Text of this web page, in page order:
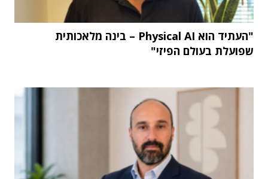
"העתיד הוא Physical AI – בינה מלאכותית
שפועלת בעולם הפיזי"